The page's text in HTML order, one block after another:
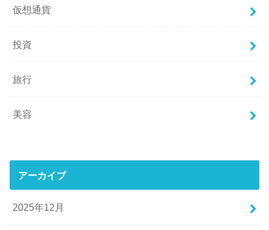
仮想通貨
投資
旅行
美容
アーカイブ
2025年12月